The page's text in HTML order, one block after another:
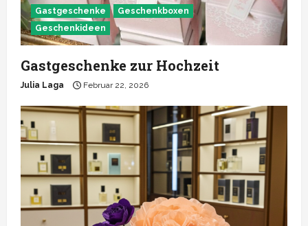
Gastgeschenke
Geschenkboxen
Geschenkideen
Gastgeschenke zur Hochzeit
Julia Laga Februar 22, 2026